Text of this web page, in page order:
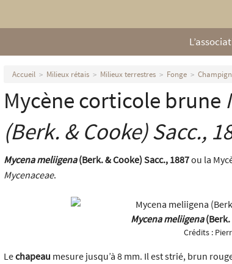
Qui
Nos
Nos
Nous
Actualités
Accueil Milieux rétais Milieux terrestres Fonge
Mycène corticole brune
(Berk. & Cooke) Sacc.,
Mycena meliigena(Berk. & Cooke) Sacc., 1887ou la
Mycenaceae.
Mycena meliigena(Berk.
Crédits :
Lechapeau mesure jusqu’à 8 mm. Il est strié, brun